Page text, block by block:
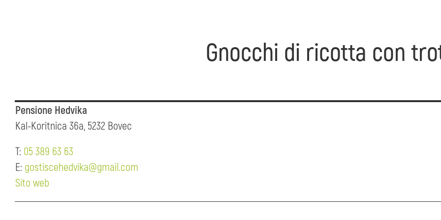
Gnocchi di ricotta con
Pensione Hedvika
Kal-Koritnica 36a, 5232 Bovec
T: 05 389 63 63
E: gostiscehedvika@gmail.com
Sito web